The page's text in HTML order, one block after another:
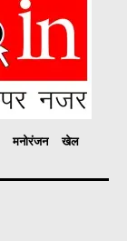
मनोरंजन
खेल